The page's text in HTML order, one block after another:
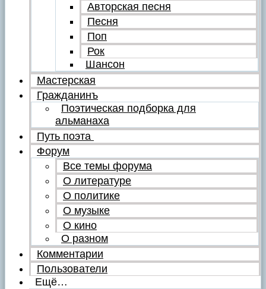
Авторская песня
Песня
Поп
Рок
Шансон
Мастерская
Гражданинъ
Поэтическая подборка для
альманаха
Путь поэта
Форум
Все темы форума
О литературе
О политике
О музыке
О кино
О разном
Комментарии
Пользователи
Ещё…